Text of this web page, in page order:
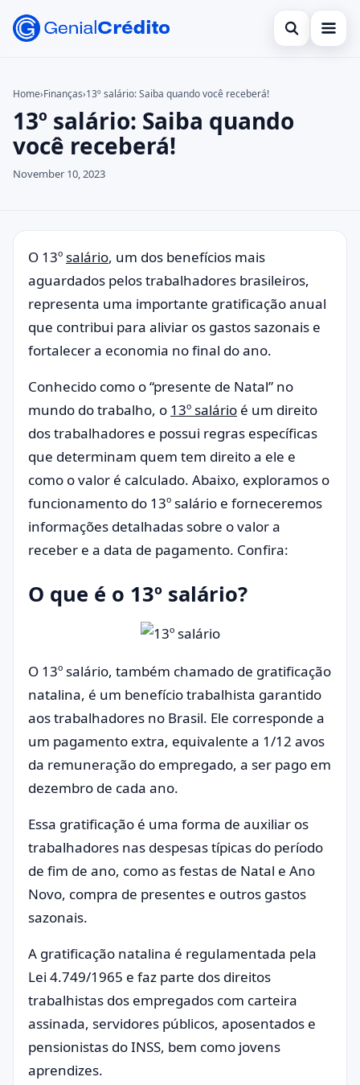
Open search
Benefícios
Bolsa Família
Legal
Search the site
Search for:
Press Enter to search or ESC to close.
Home›Finanças›13º salário: Saiba quando você receberá!
13º salário: Saiba quando
você receberá!
November 10, 2023
O 13º salário, um dos benefícios mais
aguardados pelos trabalhadores brasileiros,
representa uma importante gratificação anual
que contribui para aliviar os gastos sazonais e
fortalecer a economia no final do ano.
Conhecido como o “presente de Natal” no
mundo do trabalho, o 13º salário é um direito
dos trabalhadores e possui regras específicas
que determinam quem tem direito a ele e
como o valor é calculado. Abaixo, exploramos o
funcionamento do 13º salário e forneceremos
informações detalhadas sobre o valor a
receber e a data de pagamento. Confira:
O que é o 13º salário?
O 13º salário, também chamado de gratificação
natalina, é um benefício trabalhista garantido
aos trabalhadores no Brasil. Ele corresponde a
um pagamento extra, equivalente a 1/12 avos
da remuneração do empregado, a ser pago em
dezembro de cada ano.
Essa gratificação é uma forma de auxiliar os
trabalhadores nas despesas típicas do período
de fim de ano, como as festas de Natal e Ano
Novo, compra de presentes e outros gastos
sazonais.
A gratificação natalina é regulamentada pela
Lei 4.749/1965 e faz parte dos direitos
trabalhistas dos empregados com carteira
assinada, servidores públicos, aposentados e
pensionistas do INSS, bem como jovens
aprendizes.